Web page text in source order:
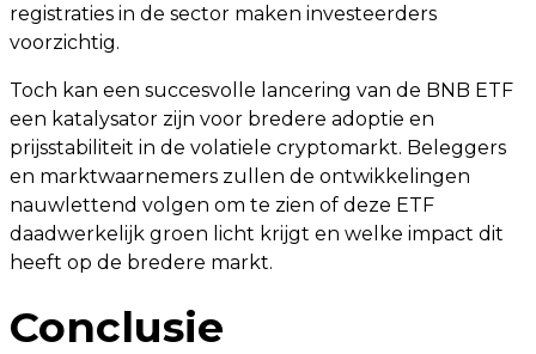
registraties in de sector maken investeerders
voorzichtig.
Toch kan een succesvolle lancering van de BNB ETF
een katalysator zijn voor bredere adoptie en
prijsstabiliteit in de volatiele cryptomarkt. Beleggers
en marktwaarnemers zullen de ontwikkelingen
nauwlettend volgen om te zien of deze ETF
daadwerkelijk groen licht krijgt en welke impact dit
heeft op de bredere markt.
Conclusie